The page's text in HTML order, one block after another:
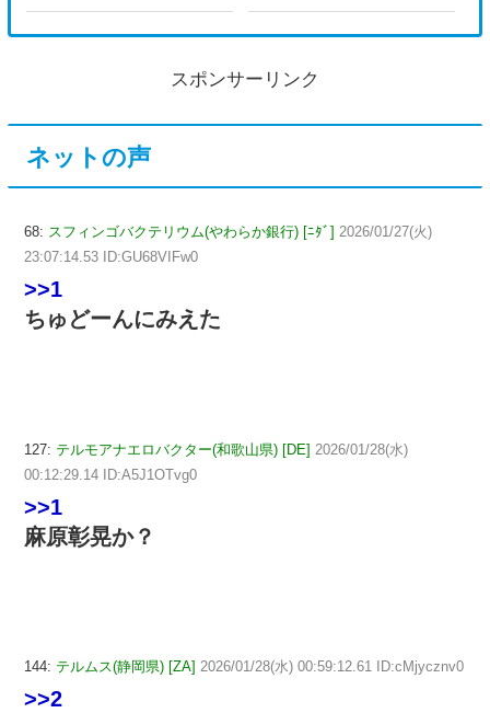
スポンサーリンク
ネットの声
68: スフィンゴバクテリウム(やわらか銀行) [ﾆﾀﾞ] 2026/01/27(火)
23:07:14.53 ID:GU68VIFw0
>>1
ちゅどーんにみえた
127: テルモアナエロバクター(和歌山県) [DE] 2026/01/28(水)
00:12:29.14 ID:A5J1OTvg0
>>1
麻原彰晃か？
144: テルムス(静岡県) [ZA] 2026/01/28(水) 00:59:12.61 ID:cMjycznv0
>>2